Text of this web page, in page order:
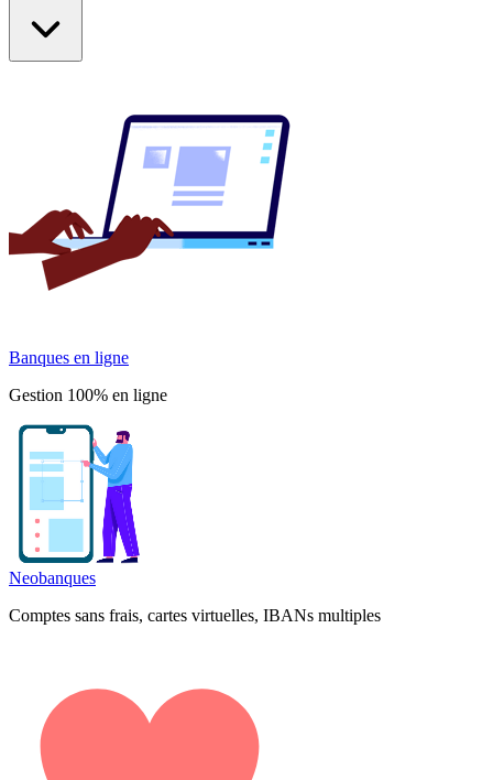
Banques en ligne
Gestion 100% en ligne
Neobanques
Comptes sans frais, cartes virtuelles, IBANs multiples